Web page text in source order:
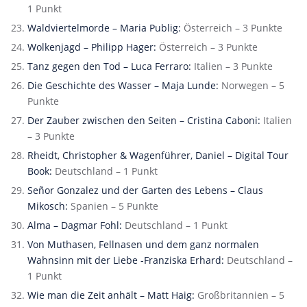
1 Punkt
Waldviertelmorde – Maria Publig: Österreich – 3 Punkte
Wolkenjagd – Philipp Hager: Österreich – 3 Punkte
Tanz gegen den Tod – Luca Ferraro: Italien – 3 Punkte
Die Geschichte des Wasser – Maja Lunde: Norwegen – 5
Punkte
Der Zauber zwischen den Seiten – Cristina Caboni: Italien
– 3 Punkte
Rheidt, Christopher & Wagenführer, Daniel – Digital Tour
Book: Deutschland – 1 Punkt
Señor Gonzalez und der Garten des Lebens – Claus
Mikosch: Spanien – 5 Punkte
Alma – Dagmar Fohl: Deutschland – 1 Punkt
Von Muthasen, Fellnasen und dem ganz normalen
Wahnsinn mit der Liebe -Franziska Erhard: Deutschland –
1 Punkt
Wie man die Zeit anhält – Matt Haig: Großbritannien – 5